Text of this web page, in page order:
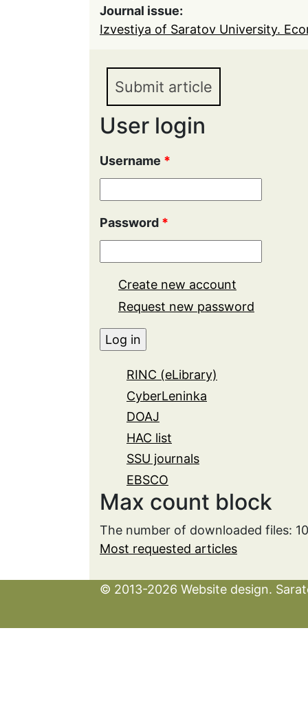
Journal issue:
Izvestiya of Saratov University.
Submit article
User login
Username *
Password *
Create new account
Request new password
RINC (eLibrary)
CyberLeninka
DOAJ
HAC list
SSU journals
EBSCO
Max count block
The number of downloaded files:
Most requested articles
© 2013-2026 Website design.